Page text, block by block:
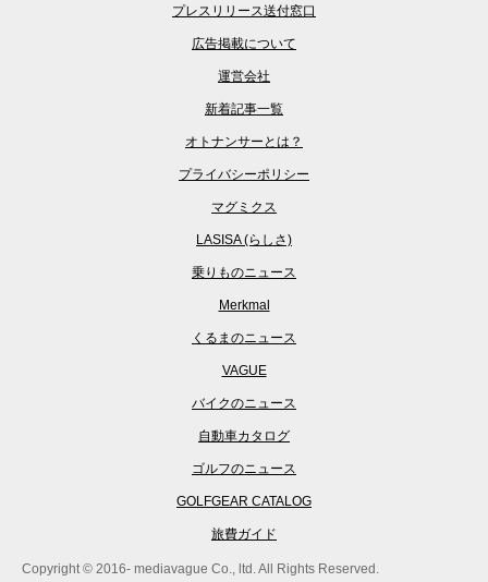
プレスリリース送付窓口
広告掲載について
運営会社
新着記事一覧
オトナンサーとは？
プライバシーポリシー
マグミクス
LASISA (らしさ)
乗りものニュース
Merkmal
くるまのニュース
VAGUE
バイクのニュース
自動車カタログ
ゴルフのニュース
GOLFGEAR CATALOG
旅費ガイド
Copyright © 2016- mediavague Co., ltd. All Rights Reserved.